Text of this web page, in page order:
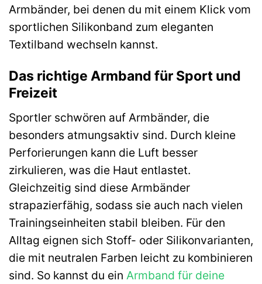
Armbänder, bei denen du mit einem Klick vom
sportlichen Silikonband zum eleganten
Textilband wechseln kannst.
Das richtige Armband für Sport und
Freizeit
Sportler schwören auf Armbänder, die
besonders atmungsaktiv sind. Durch kleine
Perforierungen kann die Luft besser
zirkulieren, was die Haut entlastet.
Gleichzeitig sind diese Armbänder
strapazierfähig, sodass sie auch nach vielen
Trainingseinheiten stabil bleiben. Für den
Alltag eignen sich Stoff- oder Silikonvarianten,
die mit neutralen Farben leicht zu kombinieren
sind. So kannst du ein Armband für deine